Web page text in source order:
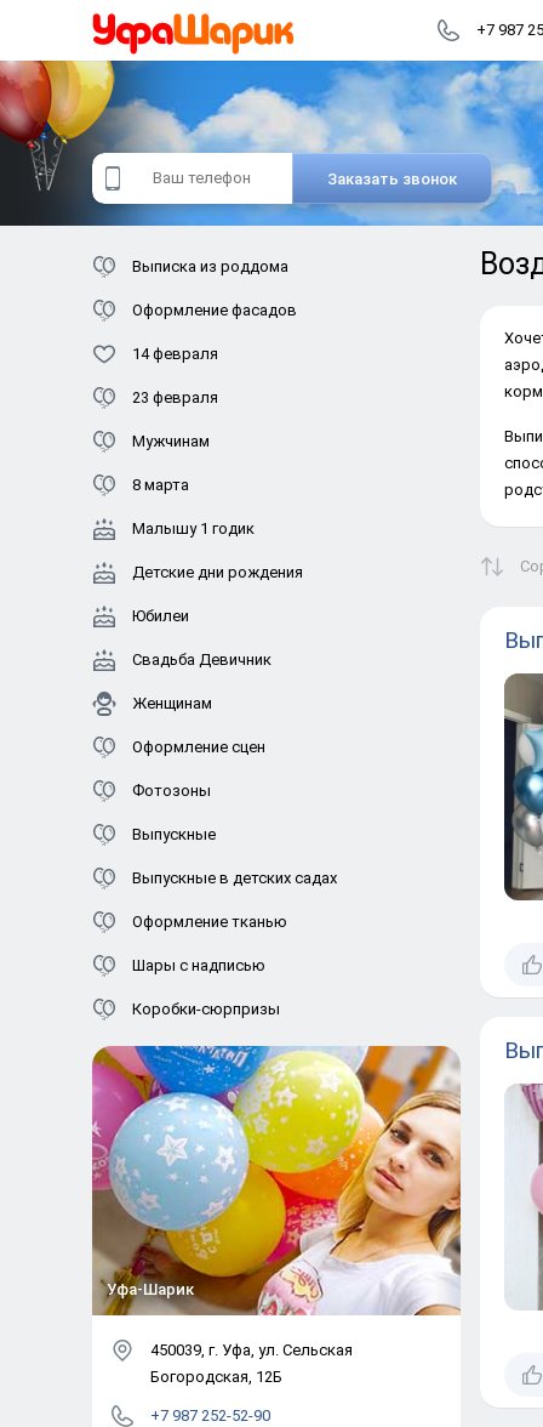
+7 987
Заказать звонок
Выписка из роддома
Оформление фасадов
14 февраля
23 февраля
Мужчинам
8 марта
Малышу 1 годик
Детские дни рождения
Юбилеи
Свадьба Девичник
Женщинам
Оформление сцен
Фотозоны
Выпускные
Выпускные в детских садах
Оформление тканью
Шары с надписью
Коробки-сюрпризы
Уфа-Шарик
450039, г.Уфа ,ул. Сельская
Богородская, 12Б
+7 987 252-52-90